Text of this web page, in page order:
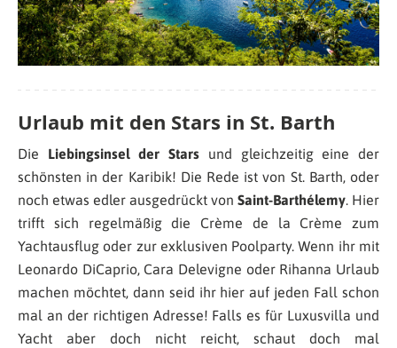
Urlaub mit den Stars in St. Barth
Die Liebingsinsel der Stars und gleichzeitig eine der
schönsten in der Karibik! Die Rede ist von St. Barth, oder
noch etwas edler ausgedrückt von Saint-Barthélemy. Hier
trifft sich regelmäßig die Crème de la Crème zum
Yachtausflug oder zur exklusiven Poolparty. Wenn ihr mit
Leonardo DiCaprio, Cara Delevigne oder Rihanna Urlaub
machen möchtet, dann seid ihr hier auf jeden Fall schon
mal an der richtigen Adresse! Falls es für Luxusvilla und
Yacht aber doch nicht reicht, schaut doch mal